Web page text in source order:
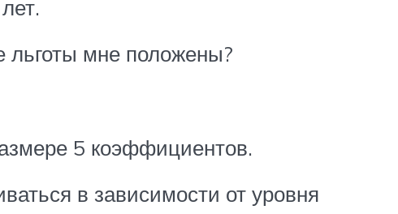
льготы мне положены?
5 коэффициентов.
в зависимости от уровня